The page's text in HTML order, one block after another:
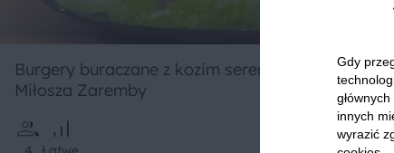
Burgery buraczane z kozim serem
Miłosza Zaremby
Gdy
innych
wyrazić